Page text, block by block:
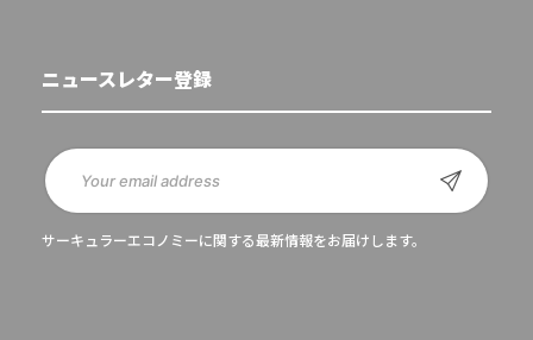
ニュースレター登録
サーキュラーエコノミーに関する最新情報をお届けします。